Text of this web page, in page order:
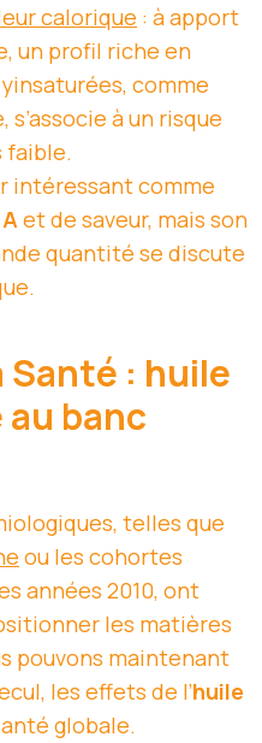
calorique : à apport
un profil riche en
comme
s’associe à un risque
faible.
intéressant comme
et de saveur, mais son
quantité se discute
Santé : huile
au banc
telles que
ou les cohortes
années 2010, ont
les matières
pouvons maintenant
les effets de l’huile
globale.